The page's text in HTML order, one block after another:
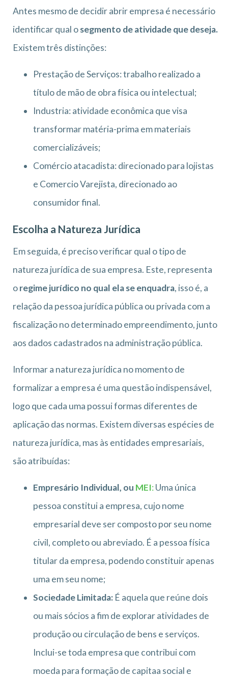
Antes mesmo de decidir abrir empresa é necessário
identificar qual osegmento de atividade que deseja.
Existem três distinções:
Prestação de Serviços: trabalho realizado a
título de mão de obra física ou intelectual;
Industria: atividade econômica que visa
transformar matéria-prima em materiais
comercializáveis;
Comércio atacadista: direcionado para lojistas
e Comercio Varejista, direcionado ao
consumidor final.
Escolha a Natureza Jurídica
Em seguida, é preciso verificar qual o tipo de
natureza jurídica de sua empresa. Este, representa
oregime jurídico no qual ela se enquadra, isso é, a
relação da pessoa jurídica pública ou privada com a
fiscalização no determinado empreendimento, junto
aos dados cadastrados na administração pública.
Informar a natureza jurídica no momento de
formalizar a empresa é uma questão indispensável,
logo que cada uma possui formas diferentes de
aplicação das normas. Existem diversas espécies de
natureza jurídica, mas às entidades empresariais,
são atribuídas:
Empresário Individual, ou MEI:Uma única
pessoa constitui a empresa, cujo nome
empresarial deve ser composto por seu nome
civil, completo ou abreviado. É a pessoa física
titular da empresa, podendo constituir apenas
uma em seu nome;
Sociedade Limitada: É aquela que reúne dois
ou mais sócios a fim de explorar atividades de
produção ou circulação de bens e serviços.
Inclui-se toda empresa que contribui com
moeda para formação de capitaa social e